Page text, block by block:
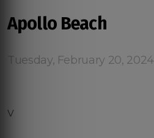
Apollo Beach
Tuesday, February 20, 2024
v